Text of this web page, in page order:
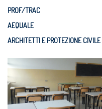
PROF/TRAC
AEQUALE
ARCHITETTI E PROTEZIONE CIVILE